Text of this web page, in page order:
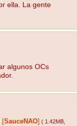
ella. La gente
algunos OCs
SauceNAO ( 1.42MB